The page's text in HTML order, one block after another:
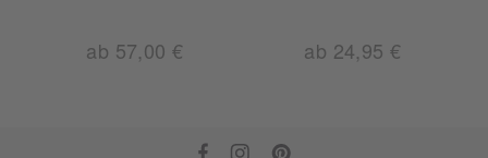
ab 57,00 € ab 24,95 €